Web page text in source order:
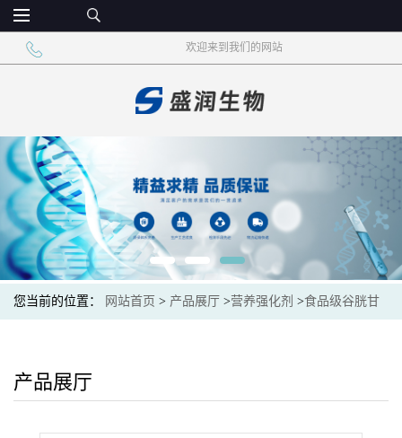
欢迎来到我们的网站
您当前的位置： 网站首页 > 产品展厅 >营养强化剂 >食品级谷胱甘
产品展厅